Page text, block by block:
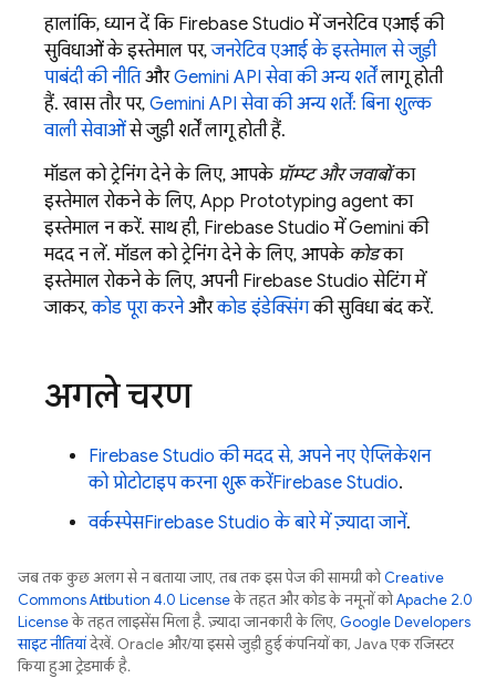
हालांकि, ध्यान दें कि Firebase Studio में जनरेटिव एआई की
सुविधाओं के इस्तेमाल पर,जनरेटिव एआई के इस्तेमाल से जुड़ी
पाबंदी की नीतिऔरGemini API सेवा की अन्य शर्तेंलागू होती
हैं. खास तौर पर, Gemini API सेवा की अन्य शर्तें: बिना शुल्क
वाली सेवाओंसे जुड़ी शर्तें लागू होती हैं.
मॉडल को ट्रेनिंग देने के लिए, आपके प्रॉम्प्ट और जवाबोंका
इस्तेमाल रोकने के लिए, App Prototyping agentका
इस्तेमाल न करें. साथ ही, Firebase Studio मेंGemini की
मदद न लें. मॉडल को ट्रेनिंग देने के लिए, आपके कोडका
इस्तेमाल रोकने के लिए, अपनी Firebase Studio सेटिंग में
जाकर,कोड पूरा करनेऔरकोड इंडेक्सिंगकी सुविधा बंद करें.
अगले चरण
Firebase Studio की मदद से, अपने नए ऐप्लिकेशन
को प्रोटोटाइप करना शुरू करेंFirebase Studio.
वर्कस्पेसFirebase Studio के बारे में ज़्यादा जानें.
जब तक कुछ अलग से न बताया जाए, तब तक इस पेज की सामग्री कोCreative
Commons Attribution 4.0 Licenseके तहत और कोड के नमूनों कोApache 2.0
Licenseके तहत लाइसेंस मिला है. ज़्यादा जानकारी के लिए, Google Developers
साइट नीतियांदेखें. Oracle और/या इससे जुड़ी हुई कंपनियों का, Java एक रजिस्टर
किया हुआ ट्रेडमार्क है.